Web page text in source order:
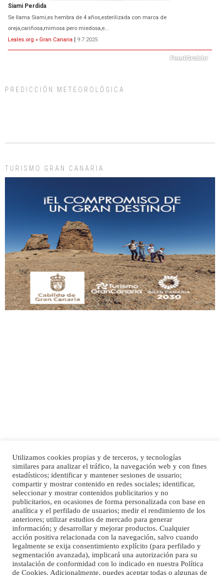
ADOPCIÓN URGENTE GATA TEROR GRAN CANARIA
El ayuntamiento se va a llevar a Los Gatos callejeros de la zona los próximos
días, ella incluida...
Leales.org » Gran Canaria
9.7.2025
manso y extremadamente cari...
Adopción urgente
Busco adopción responsable para mi perra. Pastor alemán, hembra, 4 años. Por
motivos personales ...
Leales.org » Gran Canaria | 6.7.2025
Ninfa perdida
El día 5 se los perdió una ninfa papillera, asustada tiene miedo a la calle, se
perdió por la zon...
Leales.org » Gran Canaria | 6.7.2025
PREDICCIÓN METEOROLÓGICA
TURISMO GRAN CANARIA
Inicio Publicidad
Política de privacidad
Aviso Legal
Cláusula de Cookies
Enlaces de interés
Utilizamos cookies propias y de terceros, y tecnologías
similares para analizar el tráfico, la navegación web y con fines
estadísticos; identificar y mantener sesiones de usuario;
compartir y mostrar contenido en redes sociales; identificar,
seleccionar y mostrar contenidos publicitarios y no
publicitarios, en ocasiones de forma personalizada con base en
analítica y el perfilado de usuarios; medir el rendimiento de los
anteriores; utilizar estudios de mercado para generar
información; y desarrollar y mejorar productos. Cualquier
acción positiva relacionada con la navegación, salvo cuando
legalmente se exija consentimiento explícito (para perfilado y
segmentación avanzada), implicará una autorización para su
instalación de conformidad con lo indicado en nuestra Política
de Cookies. Adicionalmente, puedes aceptar todas o algunas de